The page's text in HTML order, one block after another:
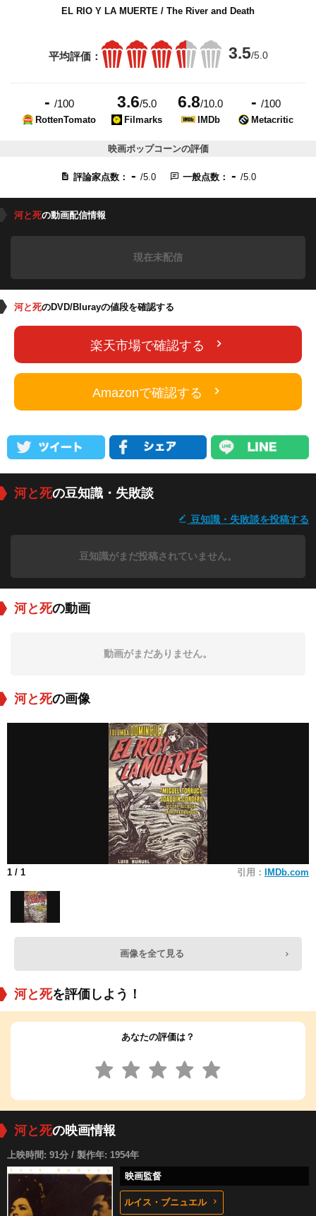
EL RIO Y LA MUERTE / The River and Death
平均評価： 3.5/5.0
- /100
RottenTomato
3.6/5.0
Filmarks
6.8/10.0
IMDb
- /100
Metacritic
映画ポップコーンの評価
評論家点数： - /5.0 一般点数： - /5.0
河と死の動画配信情報
現在未配信
河と死のDVD/Blurayの値段を確認する
楽天市場で確認する
Amazonで確認する
河と死の豆知識・失敗談
豆知識・失敗談を投稿する
豆知識がまだ投稿されていません。
河と死の動画
動画がまだありません。
河と死の画像
1 / 1 引用： IMDb.com
画像を全て見る
河と死を評価しよう！
あなたの評価は？
河と死の映画情報
上映時間: 91分 / 製作年: 1954年
映画監督
ルイス・ブニュエル